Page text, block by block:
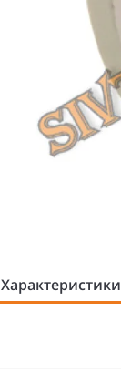
Характеристики